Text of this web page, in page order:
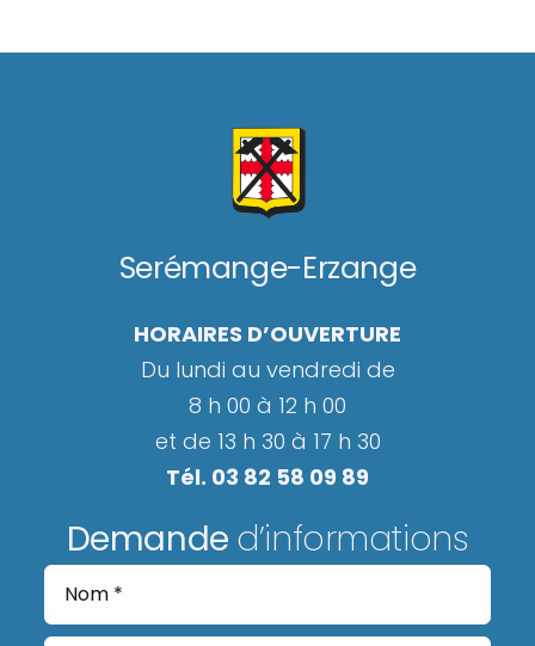
Serémange-Erzange
HORAIRES D’OUVERTURE
Du lundi au vendredi de
8 h 00 à 12 h 00
et de 13 h 30 à 17 h 30
Tél. 03 82 58 09 89
Demande d’informations